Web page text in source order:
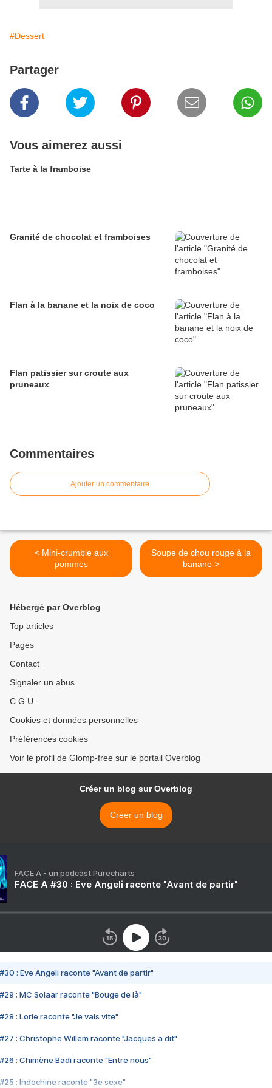
#Dessert
Partager
Vous aimerez aussi
Tarte à la framboise
Granité de chocolat et framboises
Flan à la banane et la noix de coco
Flan patissier sur croute aux
pruneaux
Commentaires
Ajouter un commentaire
< Mini-crumble aux
pommes
Soupe de chou rouge à la
banane >
Hébergé par Overblog
Top articles
Pages
Contact
Signaler un abus
C.G.U.
Cookies et données personnelles
Préférences cookies
Voir le profil de Glomp-free sur le portail Overblog
Créer un blog sur Overblog
Créer un blog
FACE A - un podcast Purecharts
FACE A #30 : Eve Angeli raconte "Avant de partir"
#30 : Eve Angeli raconte "Avant de partir"
#29 : MC Solaar raconte "Bouge de là"
#28 : Lorie raconte "Je vais vite"
#27 : Christophe Willem raconte "Jacques a dit"
#26 : Chimène Badi raconte "Entre nous"
#25 : Indochine raconte "3e sexe"